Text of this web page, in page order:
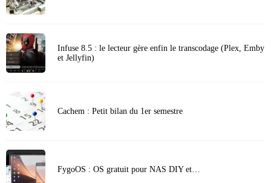
Infuse 8.5 : le lecteur gère enfin le transcodage (Plex, Emby
et Jellyfin)
Cachem : Petit bilan du 1er semestre
FygoOS : OS gratuit pour NAS DIY et…